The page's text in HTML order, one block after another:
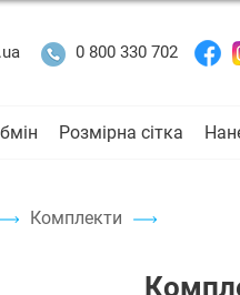
0 800 330 702
Розмірна сітка
Комплекти